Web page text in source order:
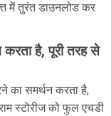
में तुरंत डाउनलोड कर
है, पूरी तरह से
का समर्थन करता है,
स्टोरीज को फुल एचडी